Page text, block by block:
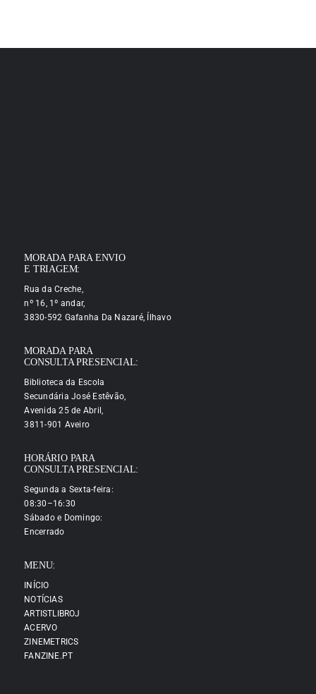
MORADA PARA ENVIO
E TRIAGEM:
Rua da Creche,
nº 16, 1º andar,
3830-592 Gafanha Da Nazaré, Ílhavo
MORADA PARA
CONSULTA PRESENCIAL:
Biblioteca da Escola
Secundária José Estêvão,
Avenida 25 de Abril,
3811-901 Aveiro
HORÁRIO PARA
CONSULTA PRESENCIAL:
Segunda a Sexta-feira:
08:30–16:30
Sábado e Domingo:
Encerrado
MENU:
INÍCIO
NOTÍCIAS
ARTISTLIBROJ
ACERVO
ZINEMETRICS
FANZINE.PT